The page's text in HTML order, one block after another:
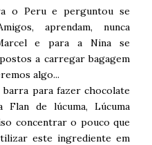
o Peru e perguntou se
aprendam, nunca
e para a Nina se
a carregar bagagem
algo...
para fazer chocolate
Flan de lúcuma, Lúcuma
concentrar o pouco que
este ingrediente em